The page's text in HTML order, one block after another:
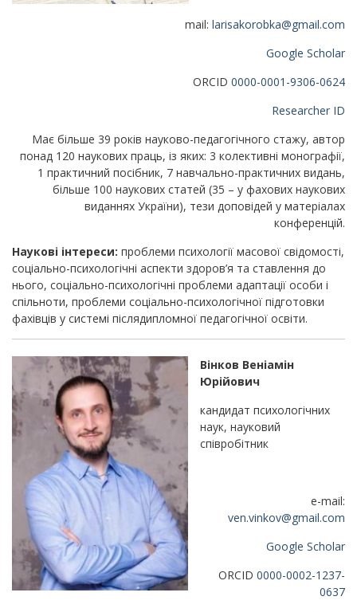
mail: larisakorobka@gmail.com
Google Scholar
ORCID 0000-0001-9306-0624
Researcher ID
Має більше 39 років науково-педагогічного стажу, автор
понад 120 наукових праць, із яких: 3 колективні монографії,
1 практичний посібник, 7 навчально-практичних видань,
більше 100 наукових статей (35 – у фахових наукових
виданнях України), тези доповідей у матеріалах
конференцій.
Наукові інтереси: проблеми психології масової свідомості,
соціально-психологічні аспекти здоров’я та ставлення до
нього, соціально-психологічні проблеми адаптації особи і
спільноти, проблеми соціально-психологічної підготовки
фахівців у системі післядипломної педагогічної освіти.
Вінков Веніамін
Юрійович
кандидат психологічних
наук, науковий
співробітник
e-mail:
ven.vinkov@gmail.com
Google Scholar
ORCID 0000-0002-1237-
0637